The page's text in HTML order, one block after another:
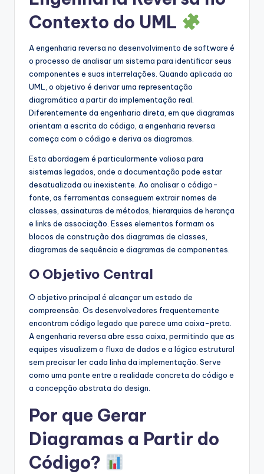
U
d
Contexto do UML
A engenharia reversa no desenvolvimento de software é
o processo de analisar um sistema para identificar seus
componentes e suas interrelações. Quando aplicada ao
UML, o objetivo é derivar uma representação
diagramática a partir da implementação real.
Diferentemente da engenharia direta, em que diagramas
orientam a escrita do código, a engenharia reversa
começa com o código e deriva os diagramas.
Esta abordagem é particularmente valiosa para
sistemas legados, onde a documentação pode estar
desatualizada ou inexistente. Ao analisar o código-
fonte, as ferramentas conseguem extrair nomes de
classes, assinaturas de métodos, hierarquias de herança
e links de associação. Esses elementos formam os
blocos de construção dos diagramas de classes,
diagramas de sequência e diagramas de componentes.
O Objetivo Central
O objetivo principal é alcançar um estado de
compreensão. Os desenvolvedores frequentemente
encontram código legado que parece uma caixa-preta.
A engenharia reversa abre essa caixa, permitindo que as
equipes visualizem o fluxo de dados e a lógica estrutural
sem precisar ler cada linha da implementação. Serve
como uma ponte entre a realidade concreta do código e
a concepção abstrata do design.
Por que Gerar
Diagramas a Partir do
Código?